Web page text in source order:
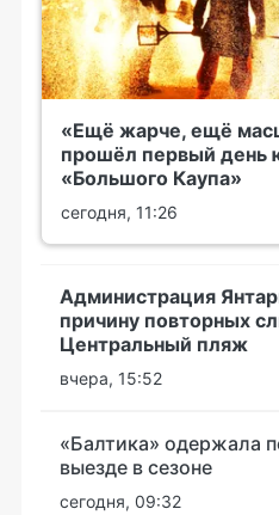
«Ещё жарче, ещё
прошёл первый день
«Большого Каупа»
сегодня, 11:26
Администрация
причину повторных
Центральный пляж
вчера, 15:52
«Балтика» одержала
выезде в сезоне
сегодня, 09:32